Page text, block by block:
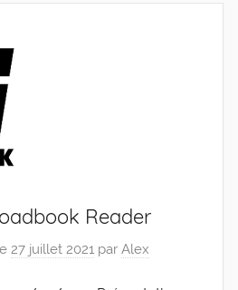
Reader
27 juillet 2021 par Alex